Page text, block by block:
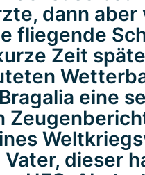
dann aber
fliegende
Zeit
eine
dieser